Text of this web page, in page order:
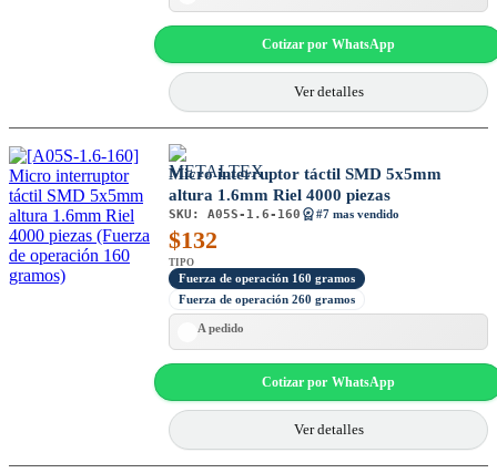
Cotizar por WhatsApp
Ver detalles
Micro interruptor táctil SMD 5x5mm
altura 1.6mm Riel 4000 piezas
SKU: A05S-1.6-160 #7 mas vendido
$132
TIPO
Fuerza de operación 160 gramos
Fuerza de operación 260 gramos
A pedido
Cotizar por WhatsApp
Ver detalles